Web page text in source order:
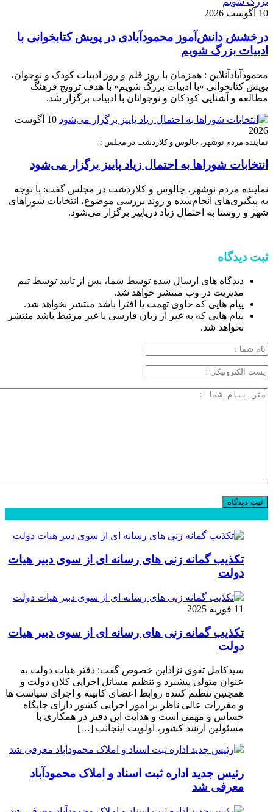
10 آگوست 2026
درخشش دانش‌آموز محمودآبادی در پویش کتابخوانی با
ادبیات بزرگ شویم
محمودآبادآنلاین : همزمان با روز قلم و روز ادبیات کودک و نوجوان،
پویش کتابخوانی «با ادبیات بزرگ شویم» با هدف ترویج فرهنگ
مطالعه و آشنایی کودکان و نوجوانان با ادبیات برگزار شد.
10 آگوست
2026
نماینده مردم نوشهر، چالوس و کلاردشت در مجلس :
انتخابات شوراها به احتمال زیاد پاییز برگزار می‌شود
نماینده مردم نوشهر، چالوس و کلاردشت در مجلس گفت: با توجه
به پیگیری‌های انجام‌شده و روند بررسی موضوع، انتخابات شوراهای
شهر و روستا به احتمال زیاد درپاییز برگزار می‌شود.
ثبت دیدگاه
دیدگاه های ارسال شده توسط شما، پس از تایید توسط تیم
مدیریت در وب منتشر خواهد شد.
پیام هایی که حاوی تهمت یا افترا باشد منتشر نخواهد شد.
پیام هایی که به غیر از زبان فارسی یا غیر مرتبط باشد منتشر
نخواهد شد.
تکذیب گمانه زنی های رسانه ای از سوی دبیر هیات
دولت
11 فوریه 2025
تکذیب گمانه زنی های رسانه ای از سوی دبیر هیات
دولت
سیدکامل تقوی نژاداین خصوص گفت: دفتر هیات دولت به
عنوان متولی پیشبرد و تنظیم مسائل اجرایی کلان دولت و
همچنین تنظیم کننده روابط اعضای کابینه و اجرای سیاست ها
و مقررات عالی ناظر بر امور اجرایی کشور دارای جایگاه
حساس و مهمی است و هدایت این دفتر در همکاری با
مسئولین ارشد کشور، اولویت اینجانب […]
رئیس جدید اداره ثبت اسناد و املاک محمودآباد
معرفی شد